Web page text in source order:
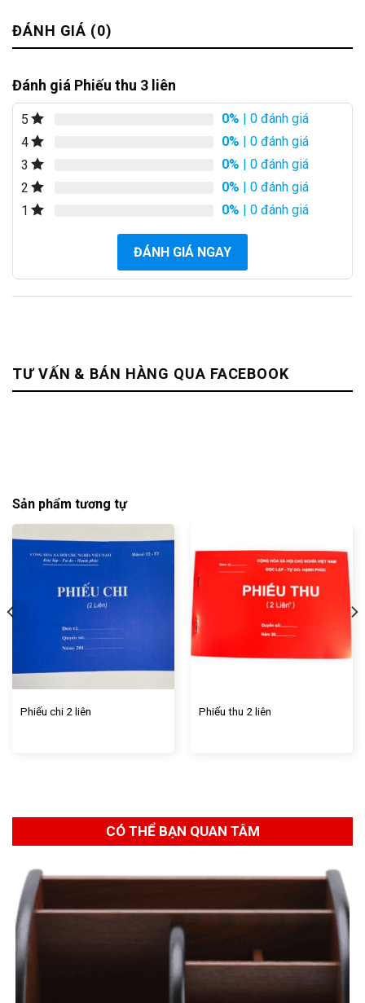
ĐÁNH GIÁ (0)
Đánh giá Phiếu thu 3 liên
5 0% | 0 đánh giá
4
0% | 0 đánh giá
3
0% | 0 đánh giá
2
0% | 0 đánh giá
1
0% | 0 đánh giá
ĐÁNH GIÁ NGAY
TƯ VẤN & BÁN HÀNG QUA FACEBOOK
Sản phẩm tương tự
Phiếu chi 2 liên Phiếu thu 2 liên
CÓ THỂ BẠN QUAN TÂM